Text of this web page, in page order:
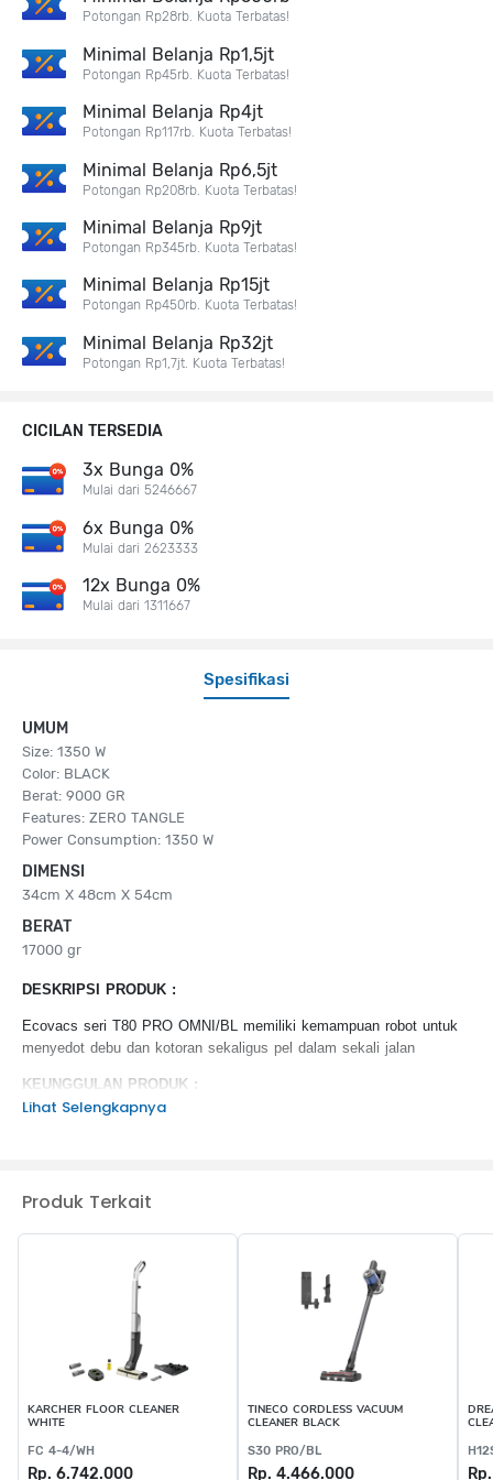
Spesifikasi
UMUM
Size: 1350 W
Color: BLACK
Berat: 9000 GR
Features: ZERO TANGLE
Power Consumption: 1350 W
DIMENSI
34cm X 48cm X 54cm
BERAT
17000 gr
DESKRIPSI PRODUK :
Ecovacs seri T80 PRO OMNI/BL memiliki kemampuan robot untuk
menyedot debu dan kotoran sekaligus pel dalam sekali jalan
KEUNGGULAN PRODUK :
Ozmo Roller
AI Instant Re-Mop 2.0,
Lihat Selengkapnya
Potongan Rp28rb. Kuota Terbatas!
Minimal Belanja Rp1,5jt
Potongan Rp45rb. Kuota Terbatas!
Minimal Belanja Rp4jt
Potongan Rp117rb. Kuota Terbatas!
Minimal Belanja Rp6,5jt
Potongan Rp208rb. Kuota Terbatas!
Minimal Belanja Rp9jt
Potongan Rp345rb. Kuota Terbatas!
Minimal Belanja Rp15jt
Potongan Rp450rb. Kuota Terbatas!
Minimal Belanja Rp32jt
Potongan Rp1,7jt. Kuota Terbatas!
CICILAN TERSEDIA
3x Bunga 0%
Mulai dari 5246667
6x Bunga 0%
Mulai dari 2623333
12x Bunga 0%
Mulai dari 1311667
Produk Terkait
KARCHER FLOOR CLEANER
WHITE
FC 4-4/WH
Rp. 6.742.000
TINECO CORDLESS VACUUM
CLEANER BLACK
S30 PRO/BL
Rp. 4.466.000